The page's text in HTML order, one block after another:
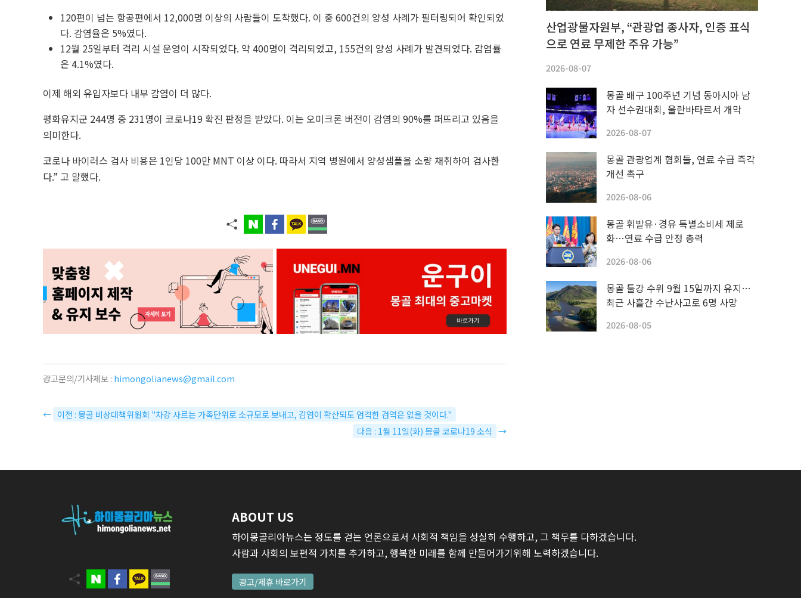
120편이 넘는 항공편에서 12,000명 이상의 사람들이 도착했다. 이 중 600건의 양성 사례가 필터링되어 확인되었
다. 감염율은 5%였다.
12월 25일부터 격리 시설 운영이 시작되었다. 약 400명이 격리되었고, 155건의 양성 사례가 발견되었다. 감염률
은 4.1%였다.
이제 해외 유입자보다 내부 감염이 더 많다.
평화유지군 244명 중 231명이 코로나19 확진 판정을 받았다. 이는 오미크론 버전이 감염의 90%를 퍼뜨리고 있음을
의미한다.
코로나 바이러스 검사 비용은 1인당 100만 MNT 이상 이다. 따라서 지역 병원에서 양성샘플을 소량 채취하여 검사한
다.” 고 말했다.
광고문의/기사제보 : himongolianews@gmail.com
← 이전 : 몽골 비상대책위원회 "차강 사르는 가족단위로 소규모로 보내고, 감염이 확산되도 엄격한 검역은 없을 것이다."
다음 : 1월 11일(화) 몽골 코로나19 소식 →
산업광물자원부, “관광업 종사자, 인증 표식
으로 연료 무제한 주유 가능”
2026-08-07
몽골 배구 100주년 기념 동아시아 남
자 선수권대회, 울란바타르서 개막
2026-08-07
몽골 관광업계 협회들, 연료 수급 즉각
개선 촉구
2026-08-06
몽골 휘발유·경유 특별소비세 제로
화…연료 수급 안정 총력
2026-08-06
몽골 툴강 수위 9월 15일까지 유지…
최근 사흘간 수난사고로 6명 사망
2026-08-05
ABOUT US
하이몽골리아뉴스는 정도를 걷는 언론으로서 사회적 책임을 성실히 수행하고, 그 책무를 다하겠습니다.
사람과 사회의 보편적 가치를 추가하고, 행복한 미래를 함께 만들어가기위해 노력하겠습니다.
광고/제휴 바로가기